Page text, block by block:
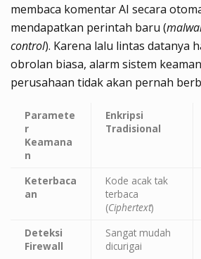
membaca komentar AI secara
mendapatkan perintah baru (
control). Karena lalu lintas datanya
obrolan biasa, alarm sistem
perusahaan tidak akan pernah
Paramete
r
Keamana
n
Enkripsi
Tradisional
Keterbaca
an
Kode acak tak
terbaca
(Ciphertext)
Deteksi
Firewall
Sangat mudah
dicurigai